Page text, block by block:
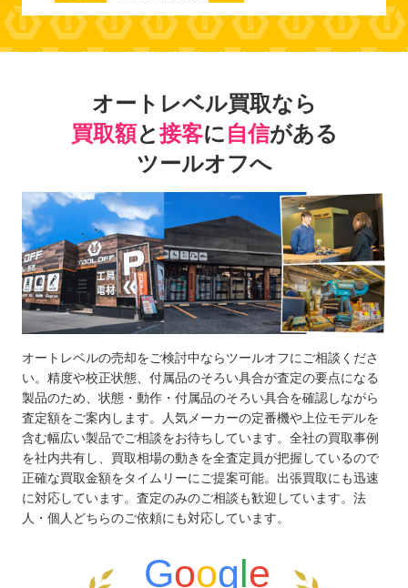
オートレベル買取なら
買取額と接客に自信がある
ツールオフへ
オートレベルの売却をご検討中ならツールオフにご相談くださ
い。精度や校正状態、付属品のそろい具合が査定の要点になる
製品のため、状態・動作・付属品のそろい具合を確認しながら
査定額をご案内します。人気メーカーの定番機や上位モデルを
含む幅広い製品でご相談をお待ちしています。全社の買取事例
を社内共有し、買取相場の動きを全査定員が把握しているので
正確な買取金額をタイムリーにご提案可能。出張買取にも迅速
に対応しています。査定のみのご相談も歓迎しています。法
人・個人どちらのご依頼にも対応しています。
Google